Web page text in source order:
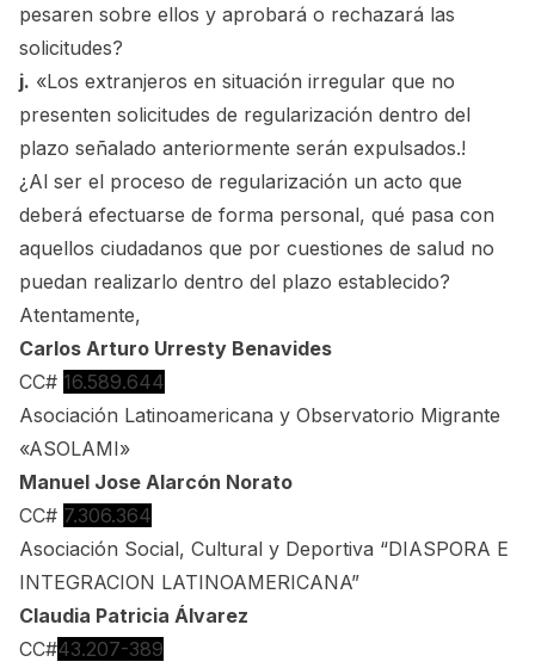
pesaren sobre ellos y aprobará o rechazará las
solicitudes?
j. «Los extranjeros en situación irregular que no
presenten solicitudes de regularización dentro del
plazo señalado anteriormente serán expulsados.!
¿Al ser el proceso de regularización un acto que
deberá efectuarse de forma personal, qué pasa con
aquellos ciudadanos que por cuestiones de salud no
puedan realizarlo dentro del plazo establecido?
Atentamente,
Carlos Arturo Urresty Benavides
CC# 16.589.644
Asociación Latinoamericana y Observatorio Migrante
«ASOLAMI»
Manuel Jose Alarcón Norato
CC# 7.306.364
Asociación Social, Cultural y Deportiva “DIASPORA E
INTEGRACION LATINOAMERICANA”
Claudia Patricia Álvarez
CC#43.207-389